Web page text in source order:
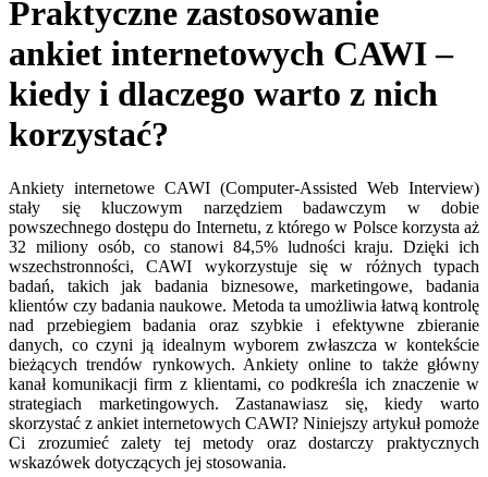
Praktyczne zastosowanie
ankiet internetowych CAWI –
kiedy i dlaczego warto z nich
korzystać?
Ankiety internetowe CAWI (Computer-Assisted Web Interview)
stały się kluczowym narzędziem badawczym w dobie
powszechnego dostępu do Internetu, z którego w Polsce korzysta aż
32 miliony osób, co stanowi 84,5% ludności kraju. Dzięki ich
wszechstronności, CAWI wykorzystuje się w różnych typach
badań, takich jak badania biznesowe, marketingowe, badania
klientów czy badania naukowe. Metoda ta umożliwia łatwą kontrolę
nad przebiegiem badania oraz szybkie i efektywne zbieranie
danych, co czyni ją idealnym wyborem zwłaszcza w kontekście
bieżących trendów rynkowych. Ankiety online to także główny
kanał komunikacji firm z klientami, co podkreśla ich znaczenie w
strategiach marketingowych. Zastanawiasz się, kiedy warto
skorzystać z ankiet internetowych CAWI? Niniejszy artykuł pomoże
Ci zrozumieć zalety tej metody oraz dostarczy praktycznych
wskazówek dotyczących jej stosowania.